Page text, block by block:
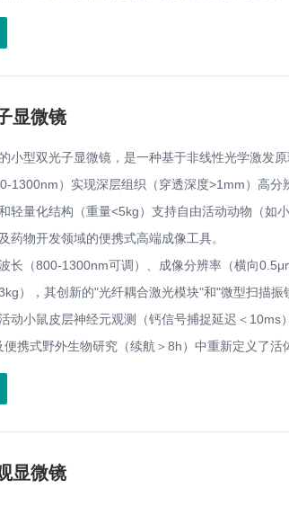
显微镜
小型双光子显微镜，是一种基于非线性光学激发
1300nm）实现深层组织（穿透深度>1mm）高
轻量化结构（重量<5kg）支持自由活动动物（如
药物开发领域的便携式高端成像工具。
长（800-1300nm可调）、成像分辨率（横向
），其创新的"光纤耦合激光模块"和"微型扫描
动小鼠皮层神经元观测（钙信号捕捉延迟＜10ms
携式野外生物研究（续航＞8h）中重新定义了活
显微镜